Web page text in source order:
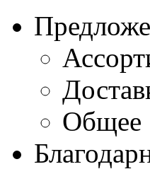
Общее